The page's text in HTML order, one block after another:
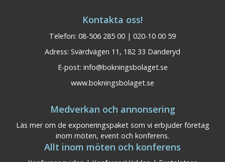
Kontakta oss!
Telefon: 08-506 285 00 | 020-10 00 59
Adress: Svärdvägen 11, 182 33 Danderyd
E-post: info@bokningsbolaget.se
www.bokningsbolaget.se
Medverkan och annonsering
Läs mer om de exponeringspaket som vi erbjuder företag
inom möten, event och konferens.
Allt inom möten och konferens